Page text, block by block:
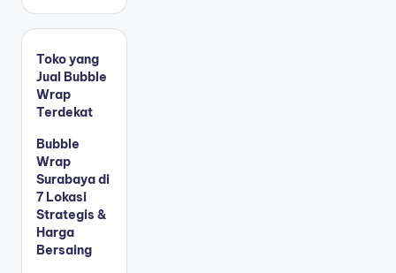
Toko yang
Jual Bubble
Wrap
Terdekat
Bubble
Wrap
Surabaya di
7 Lokasi
Strategis &
Harga
Bersaing